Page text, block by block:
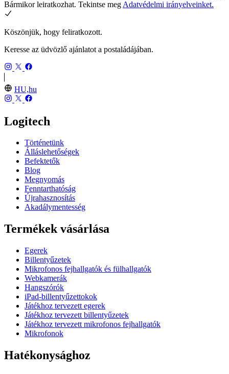
Bármikor leiratkozhat. Tekintse meg Adatvédelmi irányelveinket.
Köszönjük, hogy feliratkozott.
Keresse az üdvözlő ajánlatot a postaládájában.
HU,hu
Logitech
Történetünk
Álláslehetőségek
Befektetők
Blog
Megnyomás
Fenntarthatóság
Újrahasznosítás
Akadálymentesség
Termékek vásárlása
Egerek
Billentyűzetek
Mikrofonos fejhallgatók és fülhallgatók
Webkamerák
Hangszórók
iPad-billentyűzettokok
Játékhoz tervezett egerek
Játékhoz tervezett billentyűzetek
Játékhoz tervezett mikrofonos fejhallgatók
Mikrofonok
Hatékonysághoz